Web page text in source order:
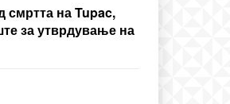
смртта на Tupac,
за утврдување на